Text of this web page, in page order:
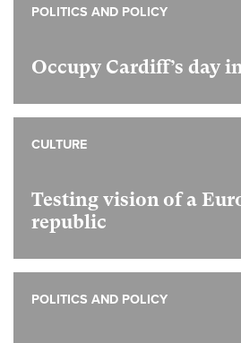
Occupy Cardiff’s day
POLITICS AND POLICY
Testing vision of a
republic
CULTURE
POLITICS AND POLICY